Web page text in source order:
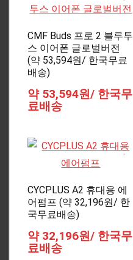
CMF Buds 프로 2 블루투
스 이어폰 글로벌버전
(약 53,594원/ 한국무료
배송)
약 53,594원/ 한국무
료배송
CYCPLUS A2 휴대용 에
어펌프 (약 32,196원/ 한
국무료배송)
약 32,196원/ 한국무
료배송